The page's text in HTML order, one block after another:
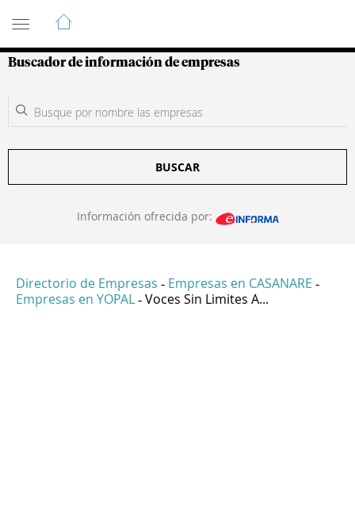
Guía de Empresas Colombianas
Buscador de información de empresas
BUSCAR
Información ofrecida por:
Directorio de Empresas - Empresas en CASANARE -
Empresas en YOPAL - Voces Sin Limites A...